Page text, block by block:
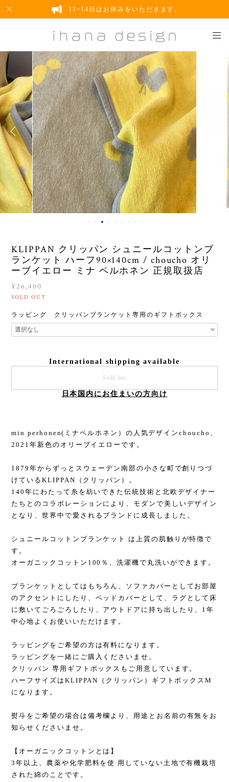
11~14日はお休みをいただきます。
KLIPPAN クリッパン シュニールコットンブ
ランケット ハーフ90×140cm / choucho オリ
ーブイエロー ミナ ペルホネン 正規取扱店
¥26,400
SOLD OUT
ラッピング クリッパンブランケット専用のギフトボックス
International shipping available
Sold out
日本国内にお住まいの方向け
min perhonen(ミナペルホネン）の人気デザインchoucho、
2021年新色のオリーブイエローです。
1879年からずっとスウェーデン南部の小さな町で創りつづ
けているKLIPPAN（クリッパン）。
140年にわたって糸を紡いできた伝統技術と北欧デザイナー
たちとのコラボレーションにより、モダンで美しいデザイン
となり、世界中で愛されるブランドに成長しました。
シュニールコットンブランケット は上質の肌触りが特徴で
す。
オーガニックコットン100％、洗濯機で丸洗いができます。
ブランケットとしてはもちろん、ソファカバーとしてお部屋
のアクセントにしたり、ベッドカバーとして、ラグとして床
に敷いてごろごろしたり、アウトドアに持ち出したり、1年
中心地よくお使いいただけます。
ラッピングをご希望の方は有料になります。
ラッピングを一緒にご購入くださいませ。
クリッパン 専用ギフトボックスもご用意しています。
ハーフサイズはKLIPPAN（クリッパン）ギフトボックスM
になります。
熨斗をご希望の場合は備考欄より、用途とお名前の有無をお
知らせくださいませ。
【オーガニックコットンとは】
3年以上、農薬や化学肥料を使 用していない土地で有機栽培
された綿のことです。